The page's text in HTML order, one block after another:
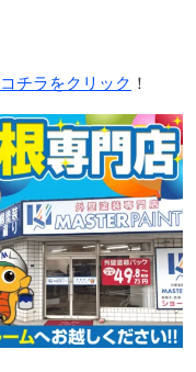
コチラをクリック ！